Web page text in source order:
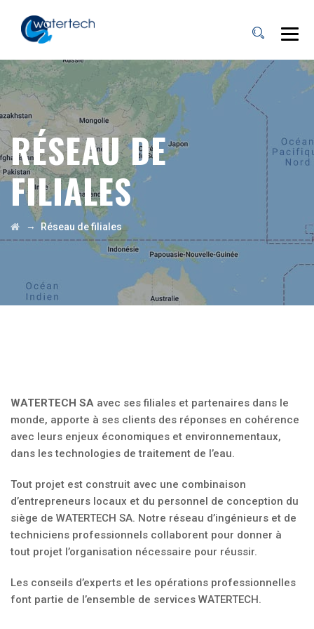
RÉSEAU DE
FILIALES
→ Réseau de filiales
WATERTECH SA avec ses filiales et partenaires dans le
monde, apporte à ses clients des réponses en cohérence
avec leurs enjeux économiques et environnementaux,
dans les technologies de traitement de l’eau.
Tout projet est construit avec une combinaison
d’entrepreneurs locaux et du personnel de conception du
siège de WATERTECH SA. Notre réseau d’ingénieurs et de
techniciens professionnels collaborent pour donner à
tout projet l’organisation nécessaire pour réussir.
Les conseils d’experts et les opérations professionnelles
font partie de l’ensemble de services WATERTECH.